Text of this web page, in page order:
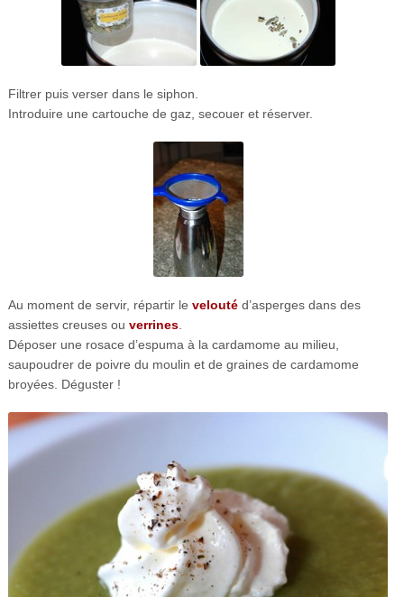
Filtrer puis verser dans le siphon.
Introduire une cartouche de gaz, secouer et réserver.
Au moment de servir, répartir le veloutéd’asperges dans des
assiettes creuses ou verrines.
Déposer une rosace d’espuma à la cardamome au milieu,
saupoudrer de poivre du moulin et de graines de cardamome
broyées. Déguster !